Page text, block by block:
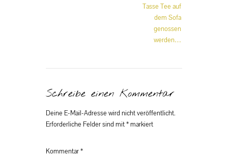
Tasse Tee auf
dem Sofa
genossen
werden…
Schreibe einen Kommentar
Deine E-Mail-Adresse wird nicht veröffentlicht.
Erforderliche Felder sind mit*markiert
Kommentar*